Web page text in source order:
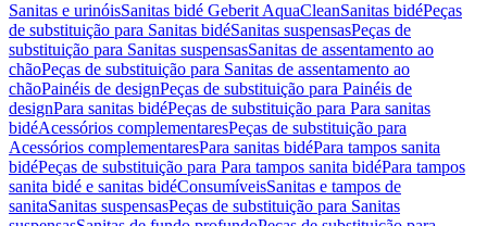
Sanitas e urinóisSanitas bidé Geberit AquaCleanSanitas bidéPeças
de substituição para Sanitas bidéSanitas suspensasPeças de
substituição para Sanitas suspensasSanitas de assentamento ao
chãoPeças de substituição para Sanitas de assentamento ao
chãoPainéis de designPeças de substituição para Painéis de
designPara sanitas bidéPeças de substituição para Para sanitas
bidéAcessórios complementaresPeças de substituição para
Acessórios complementaresPara sanitas bidéPara tampos sanita
bidéPeças de substituição para Para tampos sanita bidéPara tampos
sanita bidé e sanitas bidéConsumíveisSanitas e tampos de
sanitaSanitas suspensasPeças de substituição para Sanitas